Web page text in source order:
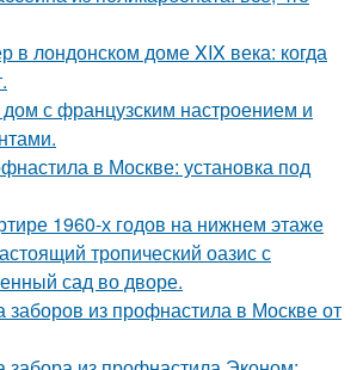
в лондонском доме XIX века: когда
с французским настроением и
в Москве: установка под
1960-х годов на нижнем этаже
тропический оазис с
сад во дворе.
из профнастила в Москве от